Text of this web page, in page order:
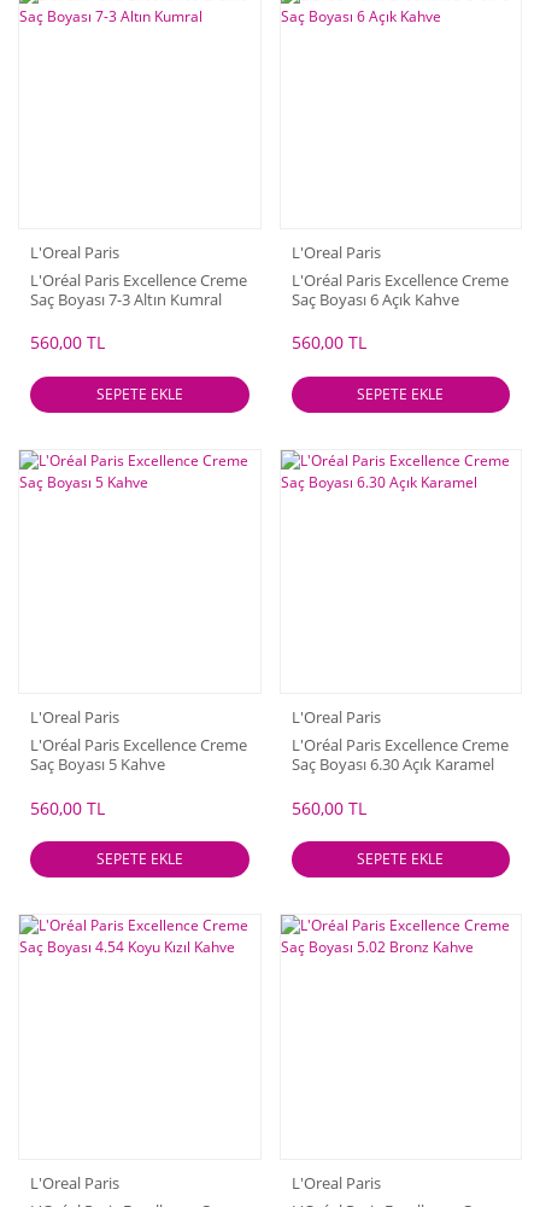
L'Oreal Paris
L'Oréal Paris Excellence Creme
Saç Boyası 7-3 Altın Kumral
560,00 TL
SEPETE EKLE
L'Oreal Paris
L'Oréal Paris Excellence Creme
Saç Boyası 6 Açık Kahve
560,00 TL
SEPETE EKLE
L'Oreal Paris
L'Oréal Paris Excellence Creme
Saç Boyası 5 Kahve
560,00 TL
SEPETE EKLE
L'Oreal Paris
L'Oréal Paris Excellence Creme
Saç Boyası 6.30 Açık Karamel
560,00 TL
SEPETE EKLE
L'Oreal Paris
L'Oreal Paris